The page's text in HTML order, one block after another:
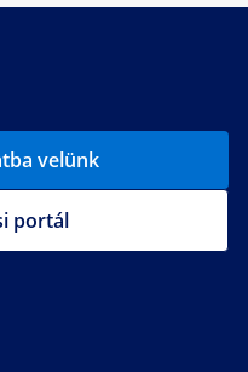
velünk
portál